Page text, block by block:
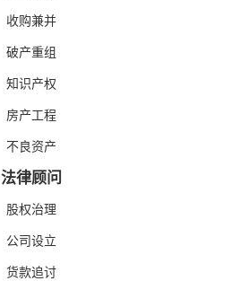
收购兼并
破产重组
知识产权
房产工程
不良资产
法律顾问
股权治理
公司设立
货款追讨